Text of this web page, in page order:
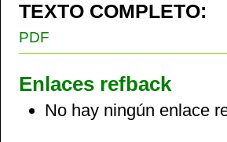
TEXTO COMPLETO:
PDF
Enlaces refback
No hay ningún enlace